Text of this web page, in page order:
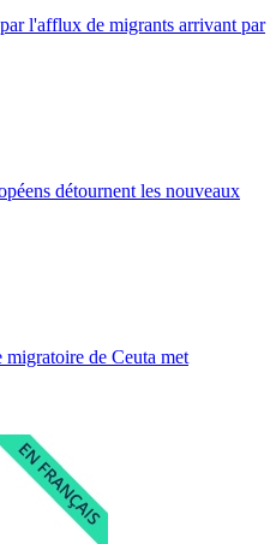
l'afflux de migrants arrivant par
détournent les nouveaux
migratoire de Ceuta met